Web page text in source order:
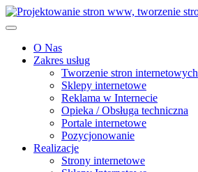
O Nas
Zakres usług
Tworzenie stron internetowych
Sklepy internetowe
Reklama w Internecie
Opieka / Obsługa techniczna
Portale internetowe
Pozycjonowanie
Realizacje
Strony internetowe